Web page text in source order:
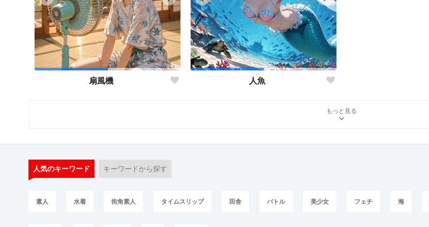
扇風機 人魚
もっと見る
人気のキーワード キーワードから探す
素人 水着 街角素人 タイムスリップ 田舎 バトル 美少女 フェチ 海